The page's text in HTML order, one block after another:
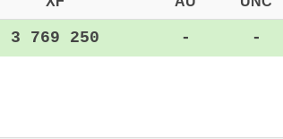
3 769 250 - -